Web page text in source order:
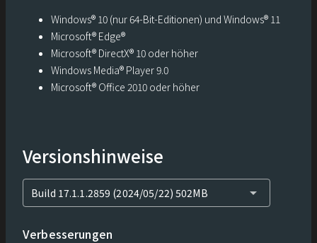
Windows® 10 (nur 64-Bit-Editionen) und Windows® 11
Microsoft® Edge®
Microsoft® DirectX® 10 oder höher
Windows Media® Player 9.0
Microsoft® Office 2010 oder höher
Versionshinweise
Build 17.1.1.2859 (2024/05/22) 502MB arrow_drop_down
Verbesserungen